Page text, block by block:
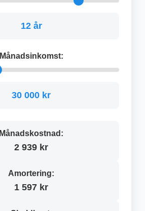
12 år
Månadsinkomst:
30 000 kr
Månadskostnad:
2 939 kr
Amortering:
1 597 kr